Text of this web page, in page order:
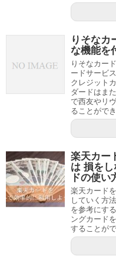
りそなカ
な機能を
りそなカー
ードサービ
クレジット
ダードはま
で西友やリ
ることがで
楽天カー
は 損を
ドの使い
楽天カード
していく方
を参考にす
ングカード
することがで